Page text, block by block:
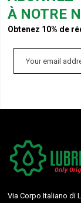
À NOTRE
Obtenez 10% de
Via Corpo Italiano di